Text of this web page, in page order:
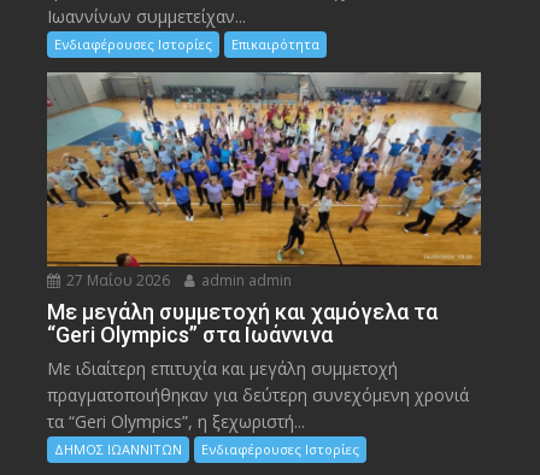
Ιωαννίνων συμμετείχαν...
Ενδιαφέρουσες Ιστορίες Επικαιρότητα
27 Μαΐου 2026 admin admin
Με μεγάλη συμμετοχή και χαμόγελα τα
“Geri Olympics” στα Ιωάννινα
Με ιδιαίτερη επιτυχία και μεγάλη συμμετοχή
πραγματοποιήθηκαν για δεύτερη συνεχόμενη χρονιά
τα “Geri Olympics”, η ξεχωριστή...
ΔΗΜΟΣ ΙΩΑΝΝΙΤΩΝ Ενδιαφέρουσες Ιστορίες